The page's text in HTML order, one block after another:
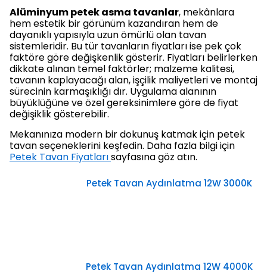
Alüminyum petek asma tavanlar, mekânlara
hem estetik bir görünüm kazandıran hem de
dayanıklı yapısıyla uzun ömürlü olan tavan
sistemleridir. Bu tür tavanların fiyatları ise pek çok
faktöre göre değişkenlik gösterir. Fiyatları belirlerken
dikkate alınan temel faktörler; malzeme kalitesi,
tavanın kaplayacağı alan, işçilik maliyetleri ve montaj
sürecinin karmaşıklığı dır. Uygulama alanının
büyüklüğüne ve özel gereksinimlere göre de fiyat
değişiklik gösterebilir.
Mekanınıza modern bir dokunuş katmak için petek
tavan seçeneklerini keşfedin. Daha fazla bilgi için
Petek Tavan Fiyatlarısayfasına göz atın.
Petek Tavan Aydınlatma 12W 3000K
Petek Tavan Aydınlatma 12W 4000K